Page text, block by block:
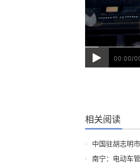
00:00/
相关阅读
· 中国驻胡志明
·
南宁：电动车